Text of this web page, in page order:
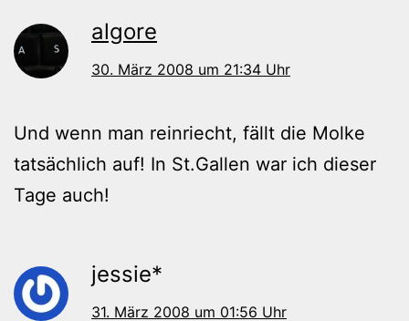
algore
30. März 2008 um 21:34 Uhr
Und wenn man reinriecht, fällt die Molke
tatsächlich auf! In St.Gallen war ich dieser
Tage auch!
jessie*
31. März 2008 um 01:56 Uhr